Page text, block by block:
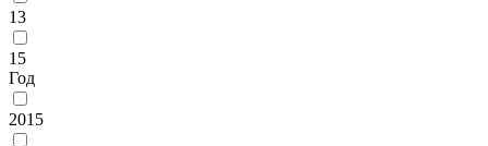
13
15
Год
2015